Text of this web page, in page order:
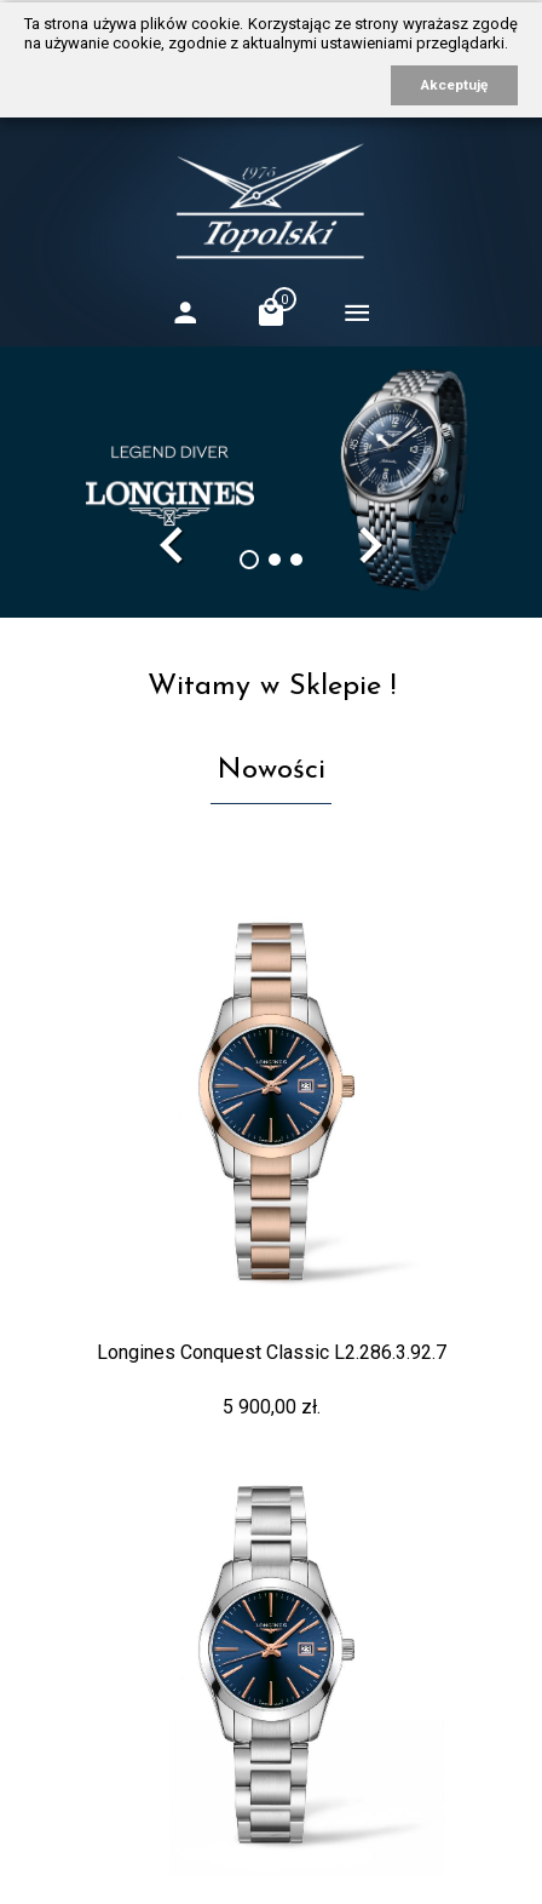
https://www.traditionrolex.com/3
Ta strona używa plików cookie. Korzystając ze strony wyrażasz zgodę
na używanie cookie, zgodnie z aktualnymi ustawieniami przeglądarki.
Akceptuję
0
navigate_before navigate_next
Witamy w Sklepie !
Nowości
Longines Conquest Classic L2.286.3.92.7
5 900,00 zł.